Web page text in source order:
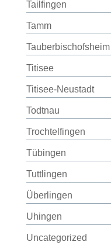
Tailfingen
Tamm
Tauberbischofsheim
Titisee
Titisee-Neustadt
Todtnau
Trochtelfingen
Tübingen
Tuttlingen
Überlingen
Uhingen
Uncategorized